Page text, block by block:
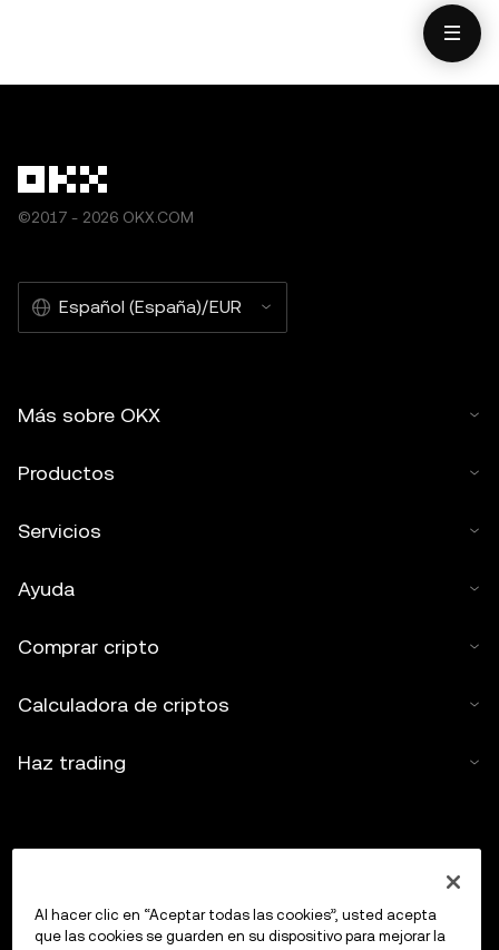
©2017 - 2026 OKX.COM
Español (España)/EUR
Más sobre OKX
Productos
Servicios
Ayuda
Comprar cripto
Calculadora de criptos
Haz trading
Al hacer clic en “Aceptar todas las cookies”, usted acepta
que las cookies se guarden en su dispositivo para mejorar la